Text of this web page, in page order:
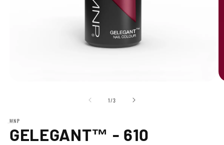
une
fenêtre
modale
1/de
3
MNP
GELEGANT™ - 610